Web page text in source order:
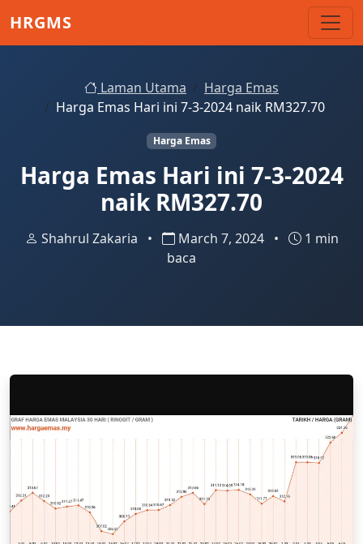
HRGMS
Laman Utama
Harga Emas
Harga Emas Hari ini 7-3-2024 naik RM327.70
Harga Emas
Harga Emas Hari ini 7-3-2024
naik RM327.70
Shahrul Zakaria • March 7, 2024 •
1 min
baca